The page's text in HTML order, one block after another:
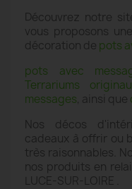
Découvrez notre
vous proposons
décoration de pots
pots avec
Terrariums
messages, ainsi que
Nos décos
cadeaux à offrir ou
très raisonnables.
nos produits en
LUCE-SUR-LOIRE .